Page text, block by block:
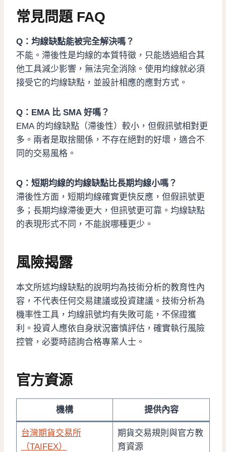
常見問題 FAQ
Q：均線缺點能被完全解決嗎？
不能。滯後性是均線的本質特徵，只能透過組合其
他工具減少影響，無法完全消除。使用均線就必須
接受它的均線缺點，並設計相應的應對方式。
Q：EMA 比 SMA 好嗎？
EMA 的均線缺點（滯後性）較小，但假訊號相對更
多。兩者是取捨關係，不存在絕對的好壞，適合不
同的交易風格。
Q：短期均線的均線缺點比長期均線小嗎？
滯後性方面，短期均線確實更快反應，但假訊號更
多；長期均線滯後更大，但訊號更可靠。均線缺點
的表現形式不同，不能說哪種更少。
風險揭露
本文所述均線缺點的說明均為技術分析的教育性內
容，不代表任何交易建議或投資建議。技術分析為
機率性工具，均線訊號均有失敗可能，不保證獲
利。投資人應依自身狀況審慎評估，確實執行風險
控管，必要時諮詢合格專業人士。
官方資源
機構 提供內容
台灣期貨交易所
（TAIFEX）
期貨交易規則與官方教
育資源